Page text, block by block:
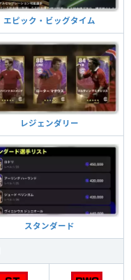
エピック・ビッグタイム
レジェンダリー
スタンダード